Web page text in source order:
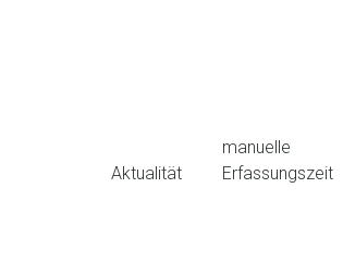
Aktualität
manuelle
Erfassungszeit